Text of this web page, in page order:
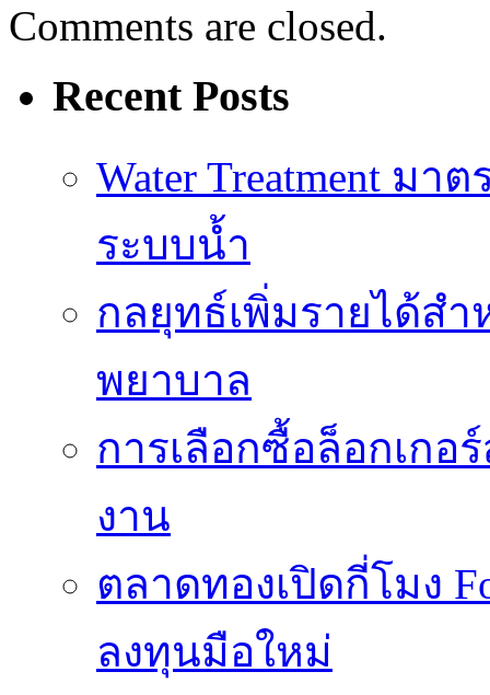
Comments are closed.
Recent Posts
Water Treatment ม
ระบบน้ำ
กลยุทธ์เพิ่มรายได้ส
พยาบาล
การเลือกซื้อล็อกเกอ
งาน
ตลาดทองเปิดกี่โมง
ลงทุนมือใหม่